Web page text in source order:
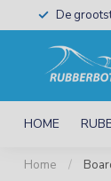
De
HOME
Home /